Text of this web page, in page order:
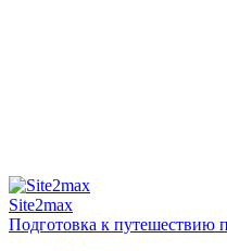
Site2max
Подготовка к путешествию